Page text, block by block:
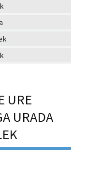
URE
URADA